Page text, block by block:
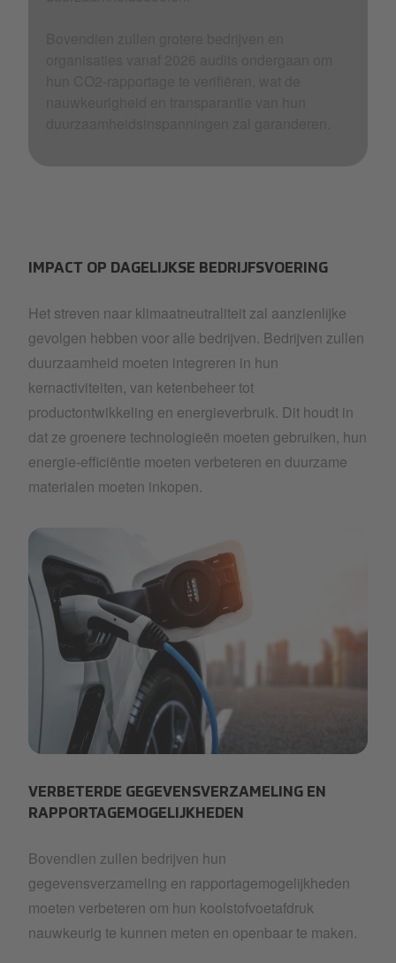
IMPACT OP DAGELIJKSE BEDRIJFSVOERING
Het streven naar klimaatneutraliteit zal aanzienlijke
gevolgen hebben voor alle bedrijven. Bedrijven zullen
duurzaamheid moeten integreren in hun
kernactiviteiten, van ketenbeheer tot
productontwikkeling en energieverbruik. Dit houdt in
dat ze groenere technologieën moeten gebruiken, hun
energie-efficiëntie moeten verbeteren en duurzame
materialen moeten inkopen.
VERBETERDE GEGEVENSVERZAMELING EN
RAPPORTAGEMOGELIJKHEDEN
Bovendien zullen bedrijven hun
gegevensverzameling en rapportagemogelijkheden
moeten verbeteren om hun koolstofvoetafdruk
nauwkeurig te kunnen meten en openbaar te maken.